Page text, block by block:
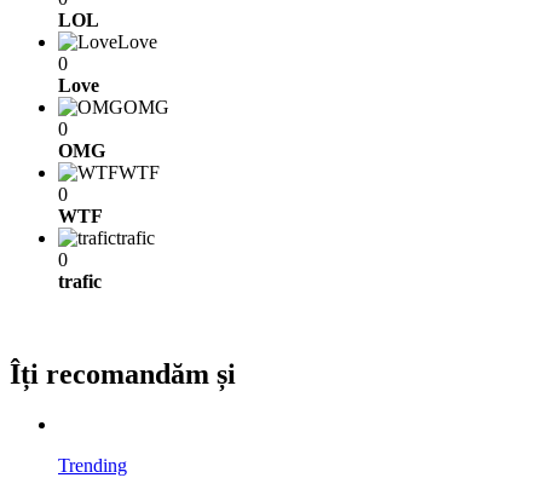
LOL
Love
0
Love
OMG
0
OMG
WTF
0
WTF
trafic
0
trafic
Îți recomandăm și
Trending